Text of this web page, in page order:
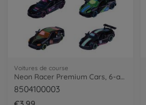
Voitures de course
Neon Racer Premium Cars, 6-asst.
8504100003